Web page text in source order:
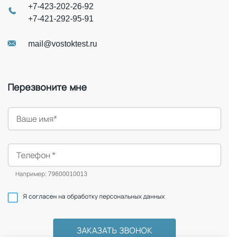
+7-423-202-26-92
+7-421-292-95-91
mail@vostoktest.ru
Перезвоните мне
Например: 79600010013
Я согласенна обработку персональных данных